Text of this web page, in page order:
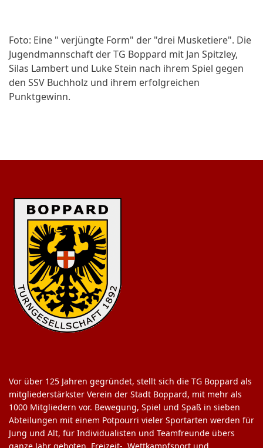
Foto: Eine " verjüngte Form" der "drei Musketiere". Die
Jugendmannschaft der TG Boppard mit Jan Spitzley,
Silas Lambert und Luke Stein nach ihrem Spiel gegen
den SSV Buchholz und ihrem erfolgreichen
Punktgewinn.
Vor über 125 Jahren gegründet, stellt sich die TG Boppard als
mitgliederstärkster Verein der Stadt Boppard, mit mehr als
1000 Mitgliedern vor. Bewegung, Spiel und Spaß in sieben
Abteilungen mit einem Potpourri vieler Sportarten werden für
Jung und Alt, für Individualisten und Teamfreunde übers